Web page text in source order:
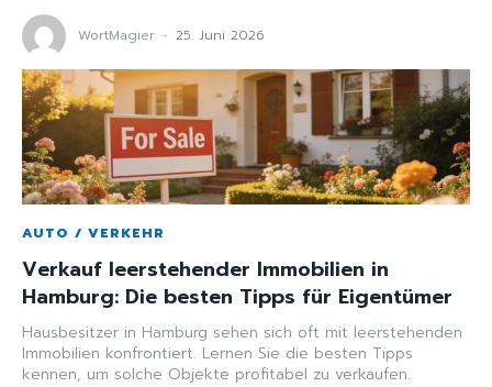
WortMagier - 25. Juni 2026
AUTO / VERKEHR
Verkauf leerstehender Immobilien in
Hamburg: Die besten Tipps für Eigentümer
Hausbesitzer in Hamburg sehen sich oft mit leerstehenden
Immobilien konfrontiert. Lernen Sie die besten Tipps
kennen, um solche Objekte profitabel zu verkaufen.